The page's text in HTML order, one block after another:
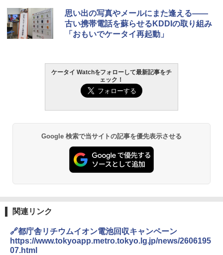
思い出の写真やメールにまた逢える――
古い携帯電話を蘇らせるKDDIの取り組み
「おもいでケータイ再起動」
ケータイ Watchをフォローして最新記事をチ
ェック！
Google 検索で当サイトの記事を優先表示させる
関連リンク
🔗都庁舎リチウムイオン電池回収キャンペーン
https://www.tokyoapp.metro.tokyo.lg.jp/news/2606195
07.html